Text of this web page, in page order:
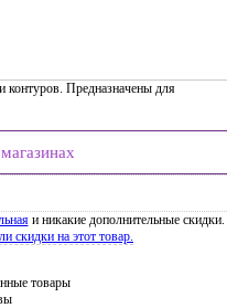
контуров. Предназначены для
и никакие дополнительные скидки.
скидки на этот товар.
товары